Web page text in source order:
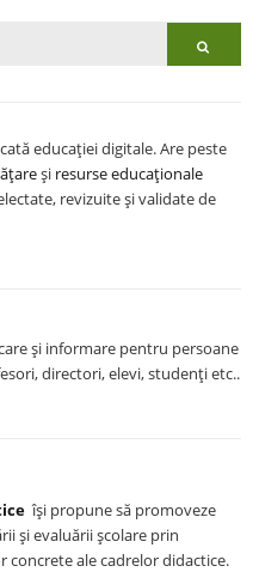
educației digitale. Are peste
și resurse educaționale
revizuite și validate de
și informare pentru persoane
directori, elevi, studenți etc..
îşi propune să promoveze
şi evaluării şcolare prin
concrete ale cadrelor didactice.